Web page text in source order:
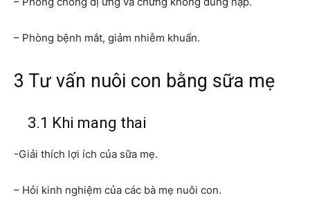
– Phòng bệnh mắt, giảm nhiễm khuẩn.
3 Tư vấn nuôi con bằng sữa mẹ
3.1 Khi mang thai
-Giải thích lợi ích của sữa mẹ.
– Hỏi kinh nghiệm của các bà mẹ nuôi con.